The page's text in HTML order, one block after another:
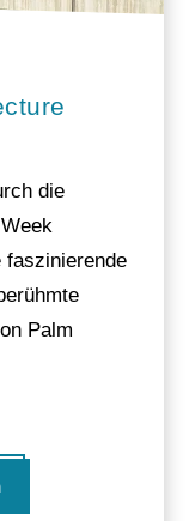
die
faszinierende
Palm